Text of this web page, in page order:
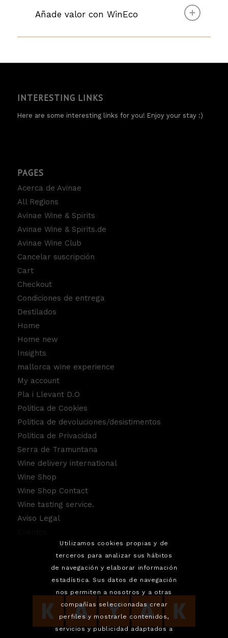
Añade valor con WinEco
INTERESTING LINKS
Here are some interesting links for you! Enjoy your stay :)
PAGES
Acerca de Avinae
All Regions
Avinae Wine & Spirits
Avinae Wine & Spirits.de
Avinae Wine Club
Cancelar suscripción
Cart
Checkout
Condiciones de entrega
Destilados
Home
Home new
Insights
mallorca wine experience
My account
Pla i Llevant D.O
Politica de Cookies
Politica de devoluciones/desistimentos
Politica de Privacidad
Serra de Tramuntana
Wine delivery international
Wine Shop
Wine Shop Contact
Wine tasting service.
Aviso Legal
Utilizamos cookies propias y de
terceros para analizar sus hábitos
de navegación y elaborar información
estadística. Sus datos de navegación
nos permiten a nosotros y a otras
compañías seleccionadas crear
perfiles y mostrarle contenidos,
servicios y publicidad adaptados a